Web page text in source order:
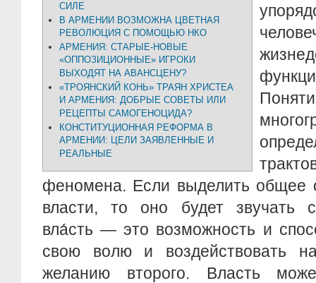
СИЛЕ
В АРМЕНИИ ВОЗМОЖНА ЦВЕТНАЯ
РЕВОЛЮЦИЯ С ПОМОЩЬЮ НКО
АРМЕНИЯ: СТАРЫЕ-НОВЫЕ
«ОППОЗИЦИОННЫЕ» ИГРОКИ
ВЫХОДЯТ НА АВАНСЦЕНУ?
«ТРОЯНСКИЙ КОНЬ» ТРАЯН ХРИСТЕА
И АРМЕНИЯ: ДОБРЫЕ СОВЕТЫ ИЛИ
РЕЦЕПТЫ САМОГЕНОЦИДА?
КОНСТИТУЦИОННАЯ РЕФОРМА В
АРМЕНИИ: ЦЕЛИ ЗАЯВЛЕННЫЕ И
РЕАЛЬНЫЕ
феномена. Если выделить общее
власти, то оно будет звучать
вла́сть — это возможность и
свою волю и воздействовать
желанию второго. Власть